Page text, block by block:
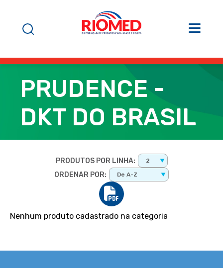
PRUDENCE -
DKT DO BRASIL
PRODUTOS POR LINHA: 2
ORDENAR POR: De A-Z
Nenhum produto cadastrado na categoria